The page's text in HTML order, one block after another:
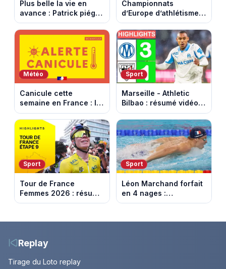
Plus belle la vie en
avance : Patrick piégé
par la DGSE. Episode
du 11 août 2026
Championnats
d’Europe d’athlétisme
2026 : le programme
complet à Birmingham
sur France Télévisions
Météo
Canicule cette
semaine en France : le
pic de chaleur attendu
entre mercredi et jeudi
Sport
Marseille - Athletic
Bilbao : résumé vidéo
du match amical au
Stade Vélodrome (9
août 2026)
Sport
Tour de France
Femmes 2026 : résumé
vidéo de la dernière
Vollering remporte son
Sport
Léon Marchand forfait
en 4 nages :
découvrez son
aux Championnats
Replay
Tirage du Loto replay